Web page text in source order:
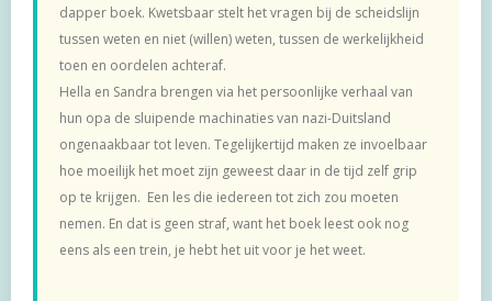
dapper boek. Kwetsbaar stelt het vragen bij de scheidslijn
tussen weten en niet (willen) weten, tussen de werkelijkheid
toen en oordelen achteraf.
Hella en Sandra brengen via het persoonlijke verhaal van
hun opa de sluipende machinaties van nazi-Duitsland
ongenaakbaar tot leven. Tegelijkertijd maken ze invoelbaar
hoe moeilijk het moet zijn geweest daar in de tijd zelf grip
op te krijgen. Een les die iedereen tot zich zou moeten
nemen. En dat is geen straf, want het boek leest ook nog
eens als een trein, je hebt het uit voor je het weet.